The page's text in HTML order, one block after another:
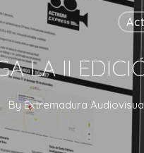
LA II
ByExtremadura